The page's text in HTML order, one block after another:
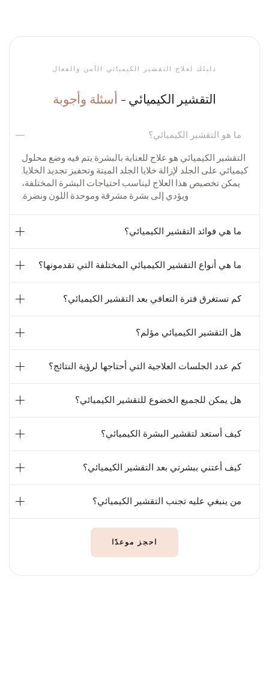
دليلك لعلاج التقشير الكيميائي الآمن والفعال
التقشير الكيميائي - أسئلة وأجوبة
ما هو التقشير الكيميائي؟
التقشير الكيميائي هو علاج للعناية بالبشرة يتم فيه وضع محلول
كيميائي على الجلد لإزالة خلايا الجلد الميتة وتحفيز تجديد الخلايا.
يمكن تخصيص هذا العلاج ليناسب احتياجات البشرة المختلفة،
ويؤدي إلى بشرة مشرقة وموحدة اللون ونضرة.
ما هي فوائد التقشير الكيميائي؟
ما هي أنواع التقشير الكيميائي المختلفة التي تقدمونها؟
كم تستغرق فترة التعافي بعد التقشير الكيميائي؟
هل التقشير الكيميائي مؤلم؟
كم عدد الجلسات العلاجية التي أحتاجها لرؤية النتائج؟
هل يمكن للجميع الخضوع للتقشير الكيميائي؟
كيف أستعد لتقشير البشرة الكيميائي؟
كيف أعتني ببشرتي بعد التقشير الكيميائي؟
من ينبغي عليه تجنب التقشير الكيميائي؟
احجز موعدًا